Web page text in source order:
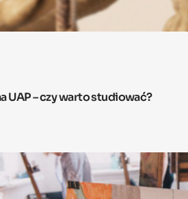
UAP – czy warto studiować?